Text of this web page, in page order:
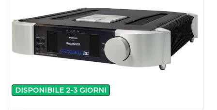
DISPONIBILE 2-3 GIORNI